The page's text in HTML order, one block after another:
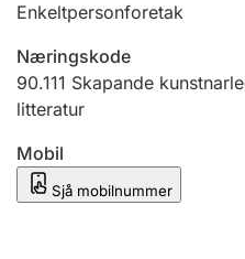
Andre tema
Enkeltpersonforetak
Næringskode
90.111 Skapande
litteratur
Mobil
Sjå mobilnummer